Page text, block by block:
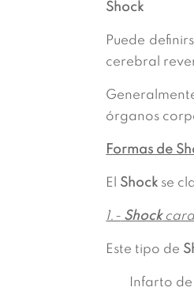
Shock
Puede
cerebral
órganos
Formas de
El Shock se
1.- Shock
Este tipo de
Infarto